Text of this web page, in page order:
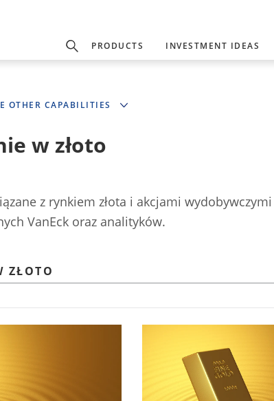
PRODUCTS INVESTMENT IDEAS
OTHER CAPABILITIES
w złoto
z rynkiem złota i akcjami
VanEck oraz analityków.
ZŁOTO